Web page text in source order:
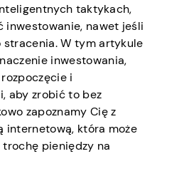
taktykach,
inwestowanie, nawet jeśli
stracenia. W tym artykule
inwestowania,
i
aby zrobić to bez
zapoznamy Cię z
internetową, która może
pieniędzy na